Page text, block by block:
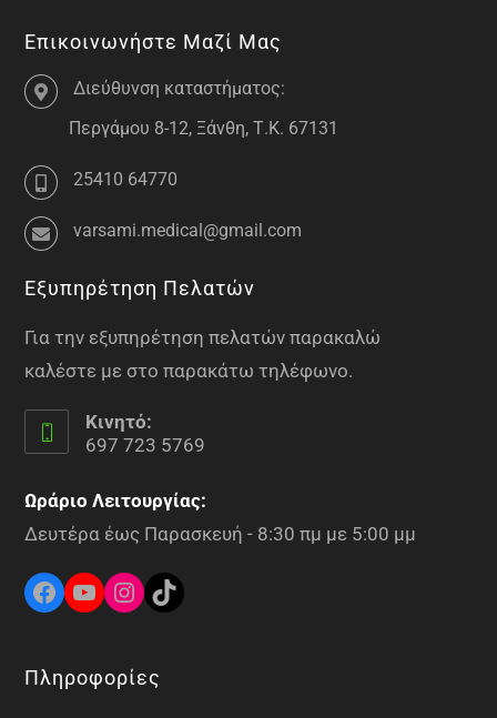
Επικοινωνήστε Μαζί Μας
Διεύθυνση καταστήματος:
Περγάμου 8-12, Ξάνθη, Τ.Κ. 67131
25410 64770
varsami.medical@gmail.com
Εξυπηρέτηση Πελατών
Για την εξυπηρέτηση πελατών παρακαλώ
καλέστε με στο παρακάτω τηλέφωνο.
Κινητό:
697 723 5769
Ωράριο Λειτουργίας:
Δευτέρα έως Παρασκευή - 8:30 πμ με 5:00 μμ
Πληροφορίες